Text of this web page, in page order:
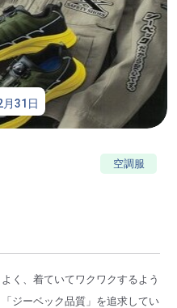
31日
空調服
く、着ていてワクワクするよう
ジーベック品質」を追求してい